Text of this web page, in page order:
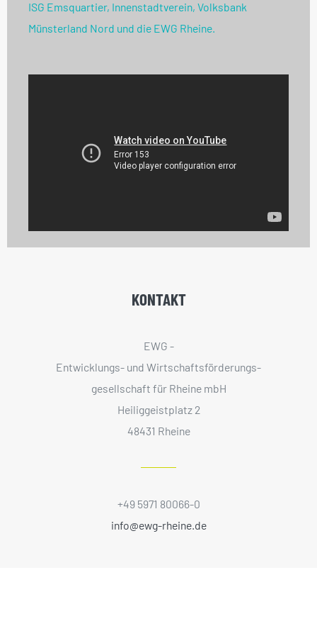
ISG Emsquartier, Innenstadtverein, Volksbank
Münsterland Nord und die EWG Rheine.
KONTAKT
EWG -
Entwicklungs- und Wirtschaftsförderungs­
gesellschaft für Rheine mbH
Heiliggeistplatz 2
48431 Rheine
+49 5971 80066-0
info@ewg-rheine.de